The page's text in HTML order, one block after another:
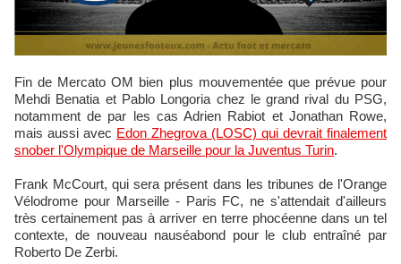
Fin de Mercato OM bien plus mouvementée que prévue pour
Mehdi Benatia et Pablo Longoria chez le grand rival du PSG,
notamment de par les cas Adrien Rabiot et Jonathan Rowe,
mais aussi avec Edon Zhegrova (LOSC) qui devrait finalement
snober l'Olympique de Marseille pour la Juventus Turin.
Frank McCourt, qui sera présent dans les tribunes de l'Orange
Vélodrome pour Marseille - Paris FC, ne s'attendait d'ailleurs
très certainement pas à arriver en terre phocéenne dans un tel
contexte, de nouveau nauséabond pour le club entraîné par
Roberto De Zerbi.